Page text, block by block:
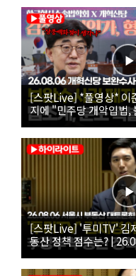
[스팟Live] *풀영상* 이
지에 "민주당 개악입법,
26.08.06 개혁신당 보완
[스팟Live] '투미TV' 김
동산 정책 점수는? |
대토론회